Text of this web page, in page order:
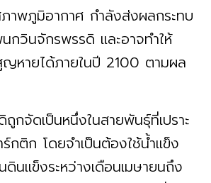
าพภูมิอากาศ กำลังส่งผลกระทบ
กวินจักรพรรดิ และอาจทำให้
ญหายได้ภายในปี 2100 ตามผล
กจัดเป็นหนึ่งในสายพันธุ์ที่เปราะ
กติก โดยจำเป็นต้องใช้น้ำแข็ง
นแข็งระหว่างเดือนเมษายนถึง